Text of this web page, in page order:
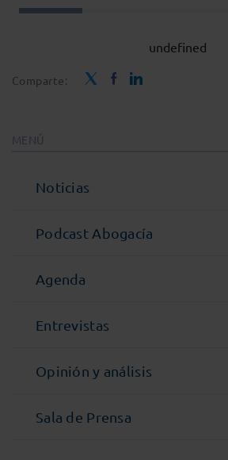
undefined
Comparte:
MENÚ
Noticias
Podcast Abogacía
Agenda
Entrevistas
Opinión y análisis
Sala de Prensa